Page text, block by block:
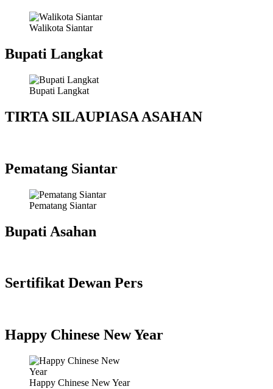
Walikota Siantar
Bupati Langkat
Bupati Langkat
TIRTA SILAUPIASA ASAHAN
Pematang Siantar
Pematang Siantar
Bupati Asahan
Sertifikat Dewan Pers
Happy Chinese New Year
Happy Chinese New Year